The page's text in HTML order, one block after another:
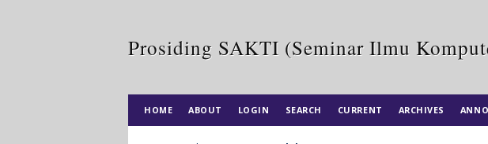
Prosiding SAKTI (Seminar Ilmu
HOME ABOUT LOGIN SEARCH CURRENT ARCHIVES